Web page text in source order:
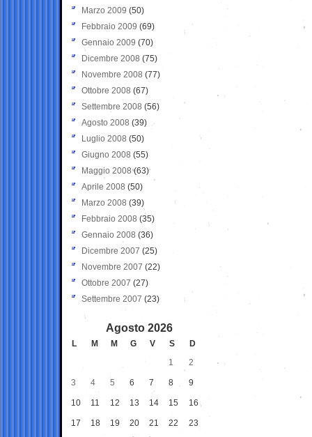
Marzo 2009 (50)
Febbraio 2009 (69)
Gennaio 2009 (70)
Dicembre 2008 (75)
Novembre 2008 (77)
Ottobre 2008 (67)
Settembre 2008 (56)
Agosto 2008 (39)
Luglio 2008 (50)
Giugno 2008 (55)
Maggio 2008(63)
Aprile 2008 (50)
Marzo 2008 (39)
Febbraio 2008 (35)
Gennaio 2008 (36)
Dicembre 2007 (25)
Novembre 2007 (22)
Ottobre 2007 (27)
Settembre 2007 (23)
Agosto 2026
L M M G V S
D
1
2
3 4 5 6 7 8 9
10 11 12 13 14 15 16
17 18 19 20 21 22 23